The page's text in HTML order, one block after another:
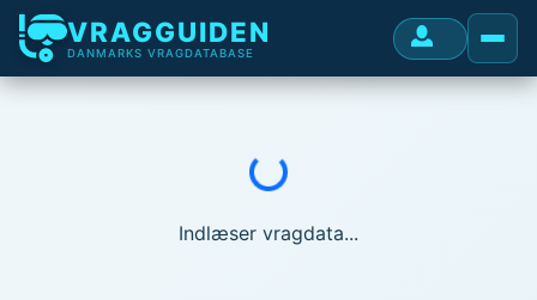
VRAGGUIDEN
DANMARKS VRAGDATABASE
Indlæser...
Indlæser vragdata...